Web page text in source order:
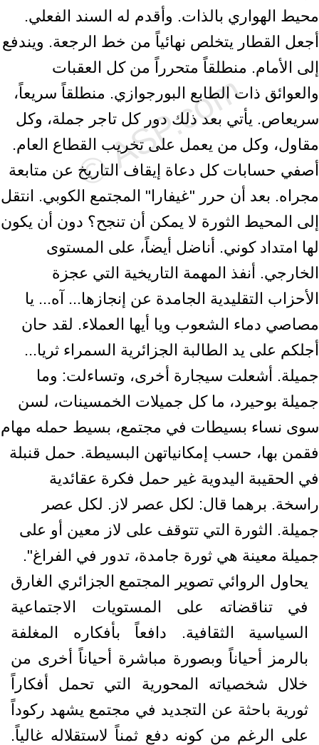
محيط الهواري بالذات. وأقدم له السند الفعلي.
أجعل القطار يتخلص نهائياً من خط الرجعة. ويندفع
إلى الأمام. منطلقاً متحرراً من كل العقبات
والعوائق ذات الطابع البورجوازي. منطلقاً سريعاً،
سريعاص. يأتي بعد ذلك دور كل تاجر جملة، وكل
مقاول، وكل من يعمل على تخريب القطاع العام.
أصفي حسابات كل دعاة إيقاف التاريخ عن متابعة
مجراه. بعد أن حرر "غيفارا" المجتمع الكوبي. انتقل
إلى المحيط الثورة لا يمكن أن تنجح؟ دون أن يكون
لها امتداد كوني. أناضل أيضاً، على المستوى
الخارجي. أنفذ المهمة التاريخية التي عجزة
الأحزاب التقليدية الجامدة عن إنجازها... آه... يا
مصاصي دماء الشعوب ويا أيها العملاء. لقد حان
أجلكم على يد الطالبة الجزائرية السمراء ثريا...
جميلة. أشعلت سيجارة أخرى، وتساءلت: وما
جميلة بوحيرد، ما كل جميلات الخمسينات، لسن
سوى نساء بسيطات في مجتمع، بسيط حمله مهام
فقمن بها، حسب إمكانياتهن البسيطة. حمل قنبلة
في الحقيبة اليدوية غير حمل فكرة عقائدية
راسخة. برهما قال: لكل عصر لاز. لكل عصر
جميلة. الثورة التي تتوقف على لاز معين أو على
جميلة معينة هي ثورة جامدة، تدور في الفراغ".
يحاول الروائي تصوير المجتمع الجزائري الغارق
في تناقضاته على المستويات الاجتماعية
السياسية الثقافية. دافعاً بأفكاره المغلفة
بالرمز أحياناً وبصورة مباشرة أحياناً أخرى من
خلال شخصياته المحورية التي تحمل أفكاراً
ثورية باحثة عن التجديد في مجتمع يشهد ركوداً
على الرغم من كونه دفع ثمناً لاستقلاله غالياً.